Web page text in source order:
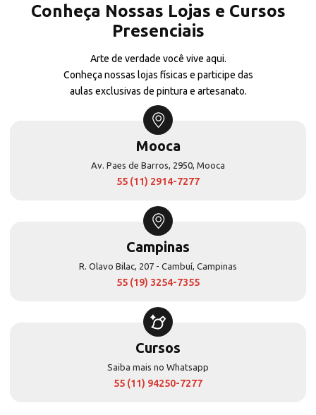
Conheça Nossas Lojas e Cursos
Presenciais
Arte de verdade você vive aqui.
Conheça nossas lojas físicas e participe das
aulas exclusivas de pintura e artesanato.
Mooca
Av. Paes de Barros, 2950, Mooca
55 (11) 2914-7277
Campinas
R. Olavo Bilac, 207 - Cambuí, Campinas
55 (19) 3254-7355
Cursos
Saiba mais no Whatsapp
55 (11) 94250-7277